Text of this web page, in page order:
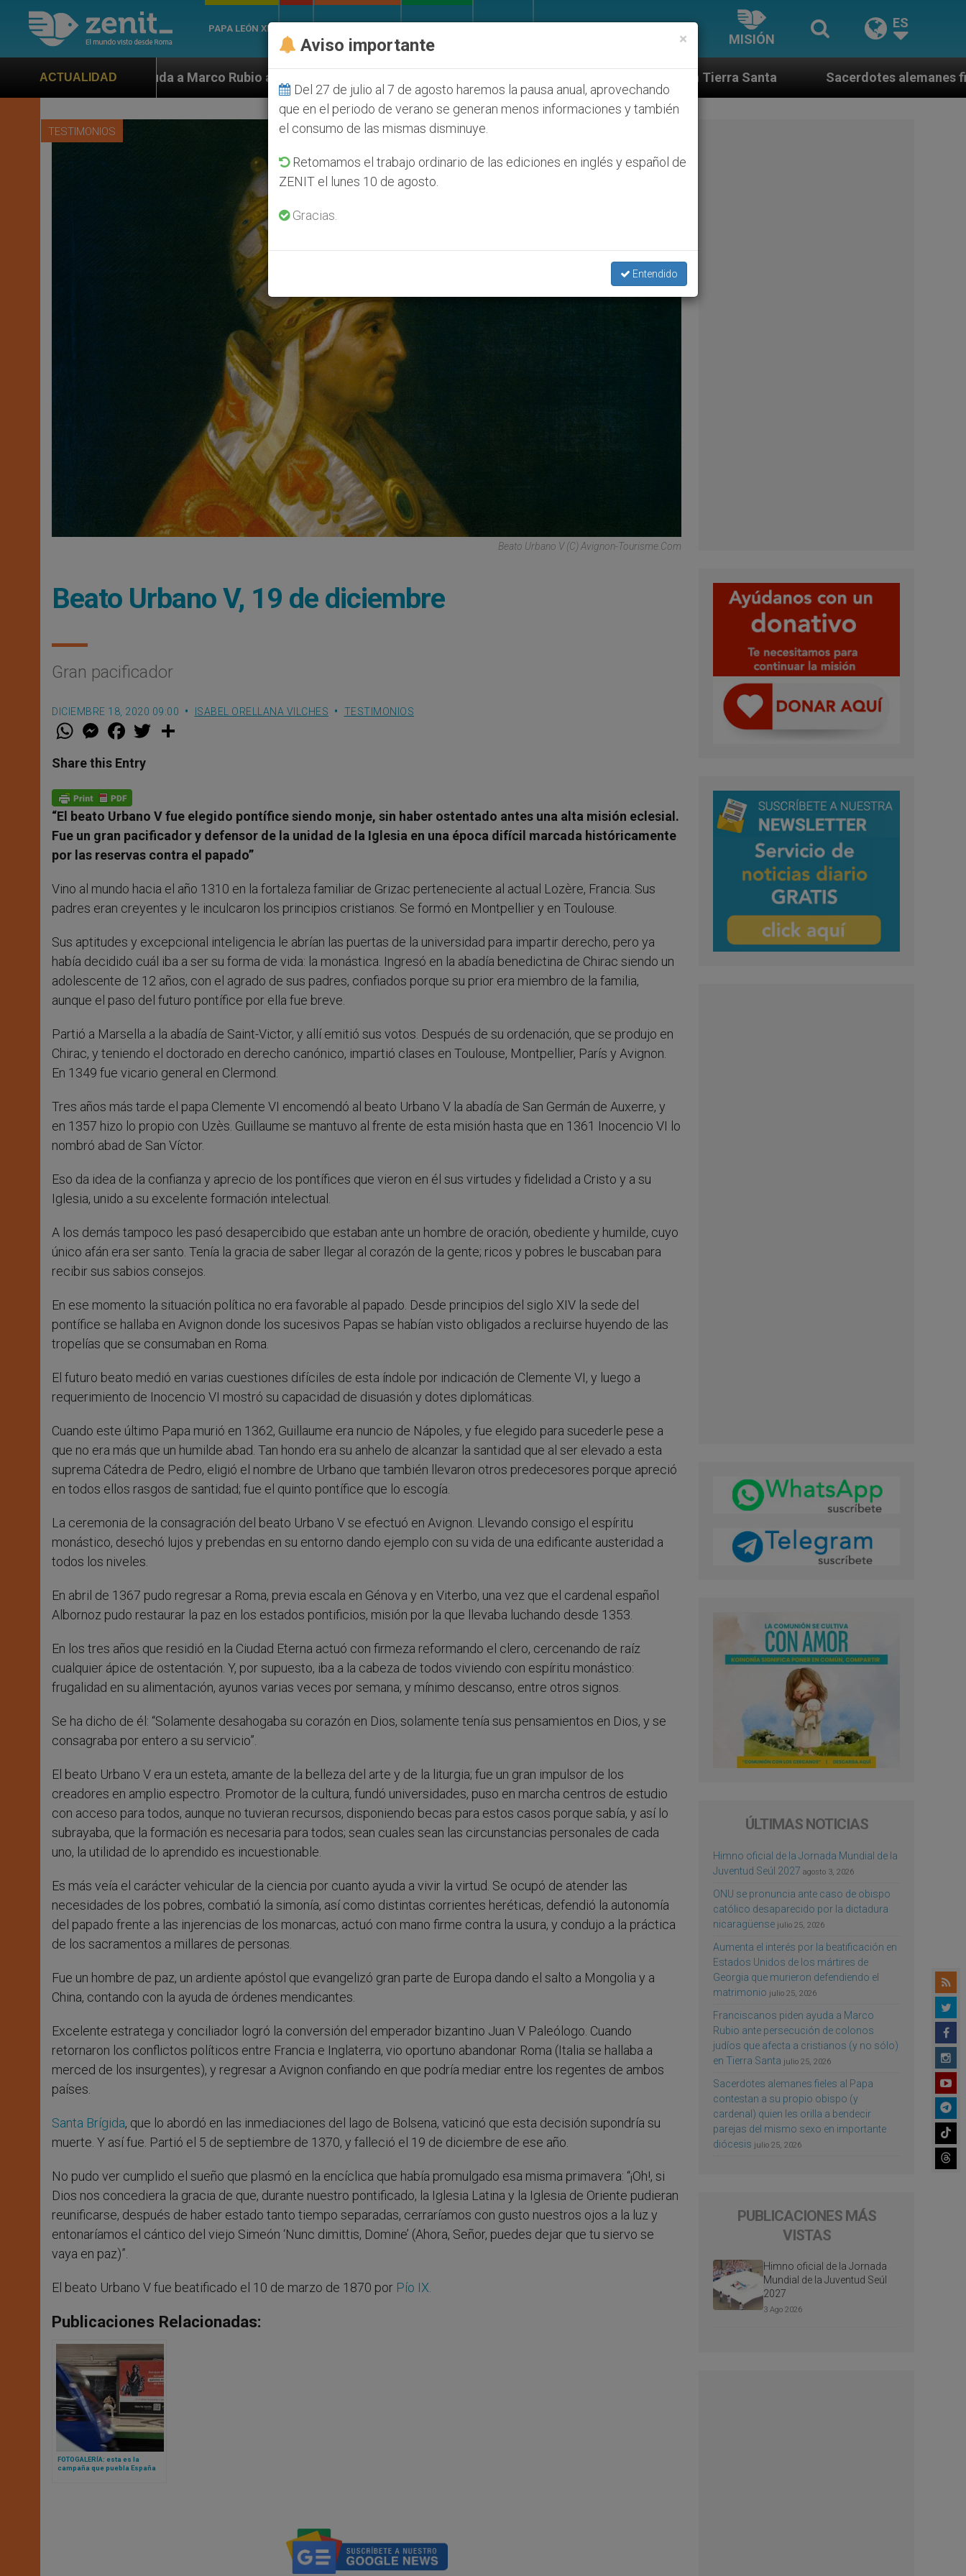
PAPA LEÓN XIV
MISIÓN
ES
ACTUALIDAD
a Marco Rubio ante persecución de colonos judíos que afecta a cristianos (y no sólo) en Tierra Santa Sacerdotes alemanes fieles al Papa
TESTIMONIOS
Beato Urbano V (C) Avignon-Tourisme.com
Beato Urbano V, 19 de diciembre
Gran pacificador
DICIEMBRE 18, 2020 09:00 ISABEL ORELLANA VILCHES TESTIMONIOS
W
t
s
p
p
M
e
s
e
g
e
r
F
a
e
b
o
k
w
Share this Entry
“El beato Urbano V fue elegido pontífice siendo monje, sin haber ostentado antes una alta misión eclesial.
Fue un gran pacificador y defensor de la unidad de la Iglesia en una época difícil marcada históricamente
por las reservas contra el papado”
Vino al mundo hacia el año 1310 en la fortaleza familiar de Grizac perteneciente al actual Lozère, Francia. Sus
padres eran creyentes y le inculcaron los principios cristianos. Se formó en Montpellier y en Toulouse.
Sus aptitudes y excepcional inteligencia le abrían las puertas de la universidad para impartir derecho, pero ya
había decidido cuál iba a ser su forma de vida: la monástica. Ingresó en la abadía benedictina de Chirac siendo un
adolescente de 12 años, con el agrado de sus padres, confiados porque su prior era miembro de la familia,
aunque el paso del futuro pontífice por ella fue breve.
Partió a Marsella a la abadía de Saint-Victor, y allí emitió sus votos. Después de su ordenación, que se produjo en
Chirac, y teniendo el doctorado en derecho canónico, impartió clases en Toulouse, Montpellier, París y Avignon.
En 1349 fue vicario general en Clermond.
Tres años más tarde el papa Clemente VI encomendó al beato Urbano V la abadía de San Germán de Auxerre, y
en 1357 hizo lo propio con Uzès. Guillaume se mantuvo al frente de esta misión hasta que en 1361 Inocencio VI lo
nombró abad de San Víctor.
Eso da idea de la confianza y aprecio de los pontífices que vieron en él sus virtudes y fidelidad a Cristo y a su
Iglesia, unido a su excelente formación intelectual.
A los demás tampoco les pasó desapercibido que estaban ante un hombre de oración, obediente y humilde, cuyo
único afán era ser santo. Tenía la gracia de saber llegar al corazón de la gente; ricos y pobres le buscaban para
recibir sus sabios consejos.
En ese momento la situación política no era favorable al papado. Desde principios del siglo XIV la sede del
pontífice se hallaba en Avignon donde los sucesivos Papas se habían visto obligados a recluirse huyendo de las
tropelías que se consumaban en Roma.
El futuro beato medió en varias cuestiones difíciles de esta índole por indicación de Clemente VI, y luego a
requerimiento de Inocencio VI mostró su capacidad de disuasión y dotes diplomáticas.
Cuando este último Papa murió en 1362, Guillaume era nuncio de Nápoles, y fue elegido para sucederle pese a
que no era más que un humilde abad. Tan hondo era su anhelo de alcanzar la santidad que al ser elevado a esta
suprema Cátedra de Pedro, eligió el nombre de Urbano que también llevaron otros predecesores porque apreció
en todos ellos rasgos de santidad; fue el quinto pontífice que lo escogía.
La ceremonia de la consagración del beato Urbano V se efectuó en Avignon. Llevando consigo el espíritu
monástico, desechó lujos y prebendas en su entorno dando ejemplo con su vida de una edificante austeridad a
todos los niveles.
En abril de 1367 pudo regresar a Roma, previa escala en Génova y en Viterbo, una vez que el cardenal español
Albornoz pudo restaurar la paz en los estados pontificios, misión por la que llevaba luchando desde 1353.
En los tres años que residió en la Ciudad Eterna actuó con firmeza reformando el clero, cercenando de raíz
cualquier ápice de ostentación. Y, por supuesto, iba a la cabeza de todos viviendo con espíritu monástico:
frugalidad en su alimentación, ayunos varias veces por semana, y mínimo descanso, entre otros signos.
Se ha dicho de él: “Solamente desahogaba su corazón en Dios, solamente tenía sus pensamientos en Dios, y se
consagraba por entero a su servicio”.
El beato Urbano V era un esteta, amante de la belleza del arte y de la liturgia; fue un gran impulsor de los
creadores en amplio espectro. Promotor de la cultura, fundó universidades, puso en marcha centros de estudio
con acceso para todos, aunque no tuvieran recursos, disponiendo becas para estos casos porque sabía, y así lo
subrayaba, que la formación es necesaria para todos; sean cuales sean las circunstancias personales de cada
uno, la utilidad de lo aprendido es incuestionable.
Es más veía el carácter vehicular de la ciencia por cuanto ayuda a vivir la virtud. Se ocupó de atender las
necesidades de los pobres, combatió la simonía, así como distintas corrientes heréticas, defendió la autonomía
del papado frente a las injerencias de los monarcas, actuó con mano firme contra la usura, y condujo a la práctica
de los sacramentos a millares de personas.
Fue un hombre de paz, un ardiente apóstol que evangelizó gran parte de Europa dando el salto a Mongolia y a
China, contando con la ayuda de órdenes mendicantes.
Excelente estratega y conciliador logró la conversión del emperador bizantino Juan V Paleólogo. Cuando
retornaron los conflictos políticos entre Francia e Inglaterra, vio oportuno abandonar Roma (Italia se hallaba a
merced de los insurgentes), y regresar a Avignon confiando en que podría mediar entre los regentes de ambos
países.
Santa Brígida, que lo abordó en las inmediaciones del lago de Bolsena, vaticinó que esta decisión supondría su
muerte. Y así fue. Partió el 5 de septiembre de 1370, y falleció el 19 de diciembre de ese año.
No pudo ver cumplido el sueño que plasmó en la encíclica que había promulgado esa misma primavera: “¡Oh!, si
Dios nos concediera la gracia de que, durante nuestro pontificado, la Iglesia Latina y la Iglesia de Oriente pudieran
reunificarse, después de haber estado tanto tiempo separadas, cerraríamos con gusto nuestros ojos a la luz y
entonaríamos el cántico del viejo Simeón ‘Nunc dimittis, Domine’ (Ahora, Señor, puedes dejar que tu siervo se
vaya en paz)”.
El beato Urbano V fue beatificado el 10 de marzo de 1870 por Pío IX.
Publicaciones Relacionadas:
FOTOGALERÍA: esta es la
campaña que puebla España
ÚLTIMAS NOTICIAS
Himno oficial de la Jornada Mundial de la
Juventud Seúl 2027 agosto 3, 2026
ONU se pronuncia ante caso de obispo
católico desaparecido por la dictadura
nicaragüense julio 25, 2026
Aumenta el interés por la beatificación en
Estados Unidos de los mártires de
Georgia que murieron defendiendo el
matrimonio julio 25, 2026
Franciscanos piden ayuda a Marco
Rubio ante persecución de colonos
judíos que afecta a cristianos (y no sólo)
en Tierra Santa julio 25, 2026
Sacerdotes alemanes fieles al Papa
contestan a su propio obispo (y
cardenal) quien les orilla a bendecir
parejas del mismo sexo en importante
diócesis julio 25, 2026
PUBLICACIONES MÁS
VISTAS
Himno oficial de la Jornada
Mundial de la Juventud Seúl
2027
3 Ago 2026
×
Aviso importante
Del 27 de julio al 7 de agosto haremos la pausa anual, aprovechando
que en el periodo de verano se generan menos informaciones y también
el consumo de las mismas disminuye.
Retomamos el trabajo ordinario de las ediciones en inglés y español de
ZENIT el lunes 10 de agosto.
Gracias.
Entendido